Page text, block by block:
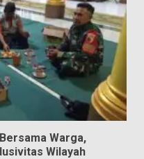
Warga,
Wilayah